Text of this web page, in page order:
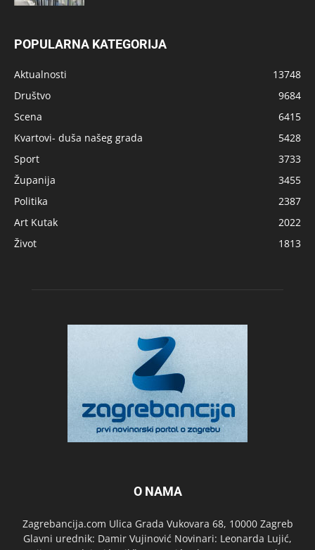
POPULARNA KATEGORIJA
Aktualnosti
13748
Društvo
9684
Scena
6415
Kvartovi- duša našeg grada
5428
Sport
3733
Županija
3455
Politika
2387
Art Kutak
2022
Život
1813
O NAMA
Zagrebancija.com Ulica Grada Vukovara 68, 10000 Zagreb
Glavni urednik: Damir Vujinović Novinari: Leonarda Lujić,